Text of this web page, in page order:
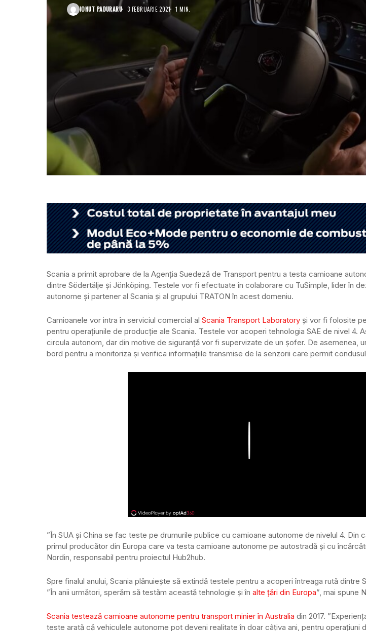
IONUT PADURARU 3 FEBRUARIE 2021 1 MIN.
Scania a primit aprobare de la Agenția Suedeză de Transport pentru a testa camioane
dintre Södertälje și Jönköping. Testele vor fi efectuate în colaborare cu TuSimple, lider în
autonome și partener al Scania și al grupului TRATON în acest domeniu.
Camioanele vor intra în serviciul comercial al Scania Transport Laboratory și vor fi folosite
pentru operațiunile de producție ale Scania. Testele vor acoperi tehnologia SAE de nivel 4.
circula autonom, dar din motive de siguranță vor fi supervizate de un șofer. De asemenea,
bord pentru a monitoriza și verifica informațiile transmise de la senzorii care permit
”În SUA și China se fac teste pe drumurile publice cu camioane autonome de nivelul 4. Din
primul producător din Europa care va testa camioane autonome pe autostradă și cu
Nordin, responsabil pentru proiectul Hub2hub.
Spre finalul anului, Scania plănuiește să extindă testele pentru a acoperi întreaga rută dintre
”În anii următori, sperăm să testăm această tehnologie și în alte țări din Europa”, mai spune
Scania testează camioane autonome pentru transport minier în Australia din 2017.
teste arată că vehiculele autonome pot deveni realitate în doar câțiva ani, pentru operațiuni